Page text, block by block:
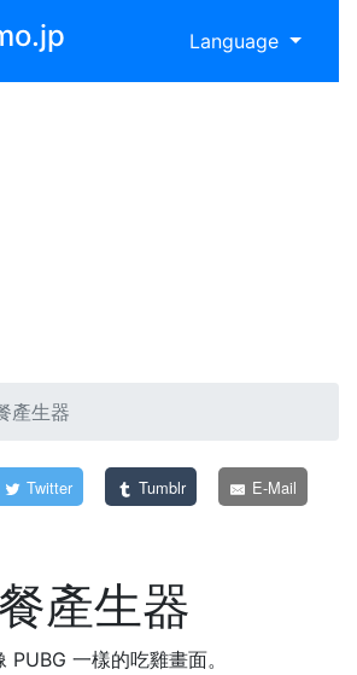
Language
產生器
Twitter Tumblr E-Mail
產生器
PUBG 一樣的吃雞畫面。